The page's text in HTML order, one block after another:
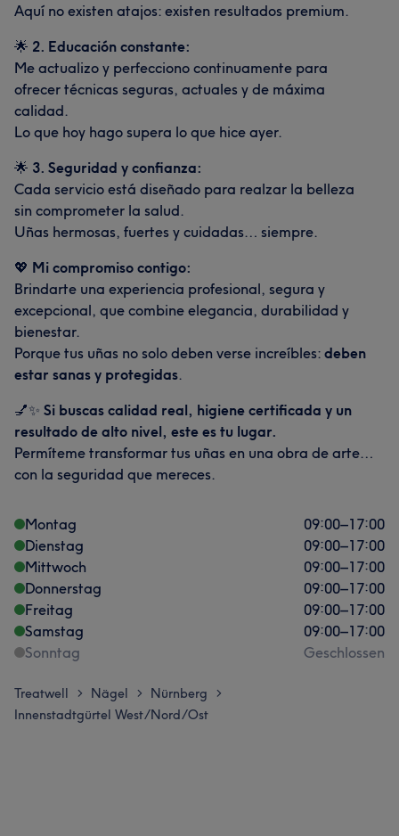
Aquí no existen atajos: existen resultados premium.
🌟 2. Educación constante:
Me actualizo y perfecciono continuamente para
ofrecer técnicas seguras, actuales y de máxima
calidad.
Lo que hoy hago supera lo que hice ayer.
🌟 3. Seguridad y confianza:
Cada servicio está diseñado para realzar la belleza
sin comprometer la salud.
Uñas hermosas, fuertes y cuidadas… siempre.
💖 Mi compromiso contigo:
Brindarte una experiencia profesional, segura y
excepcional, que combine elegancia, durabilidad y
bienestar.
Porque tus uñas no solo deben verse increíbles: deben
estar sanas y protegidas.
💅✨ Si buscas calidad real, higiene certificada y un
resultado de alto nivel, este es tu lugar.
Permíteme transformar tus uñas en una obra de arte…
con la seguridad que mereces.
Montag 09:00–17:00
Dienstag
09:00–17:00
Mittwoch
09:00–17:00
Donnerstag
09:00–17:00
Freitag
09:00–17:00
Samstag
09:00–17:00
Sonntag
Geschlossen
Treatwell > Nägel > Nürnberg >
Innenstadtgürtel West/Nord/Ost